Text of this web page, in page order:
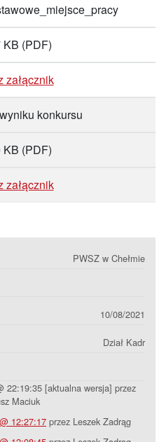
KB (PDF)
załącznik
konkursu
KB (PDF)
załącznik
PWSZ w Chełmie
10/08/2021
Dział Kadr
22:19:35 [aktualna wersja] przez
Maciuk
12:27:17 przez Leszek Zadrąg